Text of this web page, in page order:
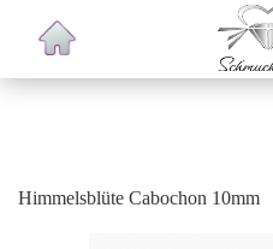
Himmelsblüte Cabochon 10mm